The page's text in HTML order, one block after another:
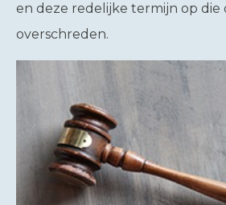
en deze redelijke termijn op die
overschreden.